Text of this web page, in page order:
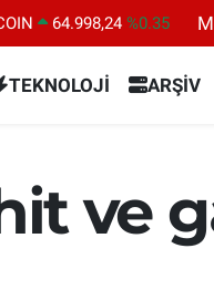
64.998,24 %0.35
ALTIN
BİST100
13.779 %-14
TEKNOLOJİ ARŞİV
ve